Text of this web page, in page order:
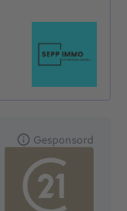
Gesponsord